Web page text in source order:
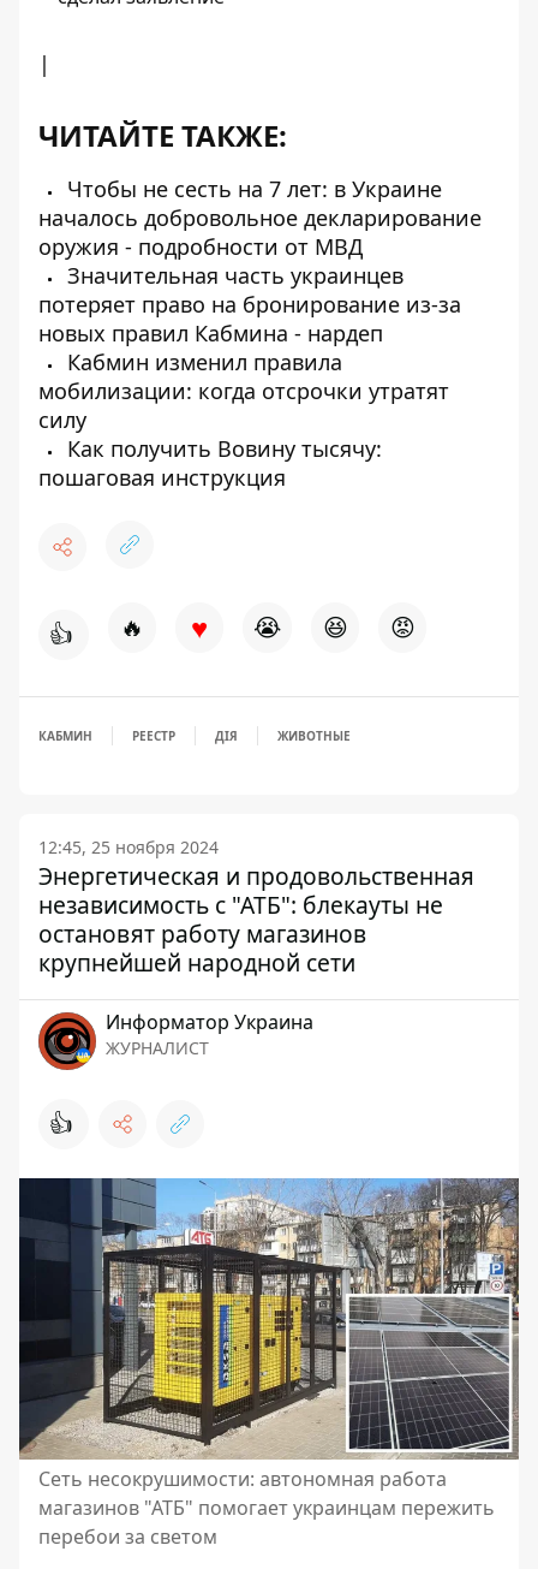
|
ЧИТАЙТЕ ТАКЖЕ:
Чтобы не сесть на 7 лет: в Украине
началось добровольное декларирование
оружия - подробности от МВД
Значительная часть украинцев
потеряет право на бронирование из-за
новых правил Кабмина - нардеп
Кабмин изменил правила
мобилизации: когда отсрочки утратят
силу
Как получить Вовину тысячу:
пошаговая инструкция
👍 🔥 ♥ 😭 😆 😡
КАБМИН РЕЕСТР ДІЯ ЖИВОТНЫЕ
12:45, 25 ноября 2024
Энергетическая и продовольственная
независимость с "АТБ": блекауты не
остановят работу магазинов
крупнейшей народной сети
Информатор Украина
ЖУРНАЛИСТ
👍
Сеть несокрушимости: автономная работа
магазинов "АТБ" помогает украинцам пережить
перебои за светом